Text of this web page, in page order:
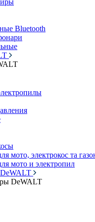
Bluetooth
мото, электрокос та
мото и электропил
DeWALT